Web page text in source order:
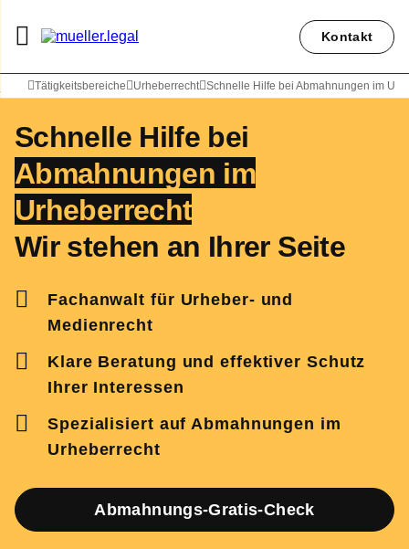
Kontakt
Tätigkeitsbereiche Urheberrecht Schnelle Hilfe bei Abmahnungen im
Schnelle Hilfe bei
Abmahnungen im
Urheberrecht
Wir stehen an Ihrer Seite
Fachanwalt für Urheber- und
Medienrecht
Klare Beratung und effektiver Schutz
Ihrer Interessen
Spezialisiert auf Abmahnungen im
Urheberrecht
Abmahnungs-Gratis-Check
Rechtsanwalt Carl Christian Müller